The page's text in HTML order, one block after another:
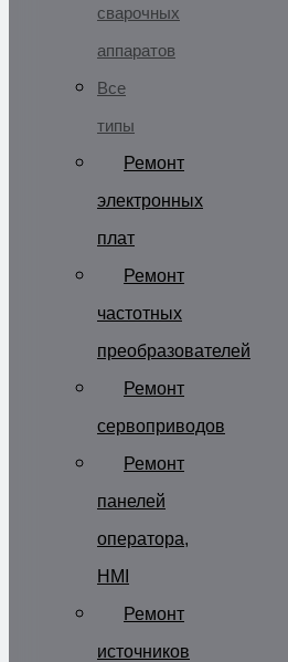
сварочных
аппаратов
Все
типы
Ремонт
электронных
плат
Ремонт
частотных
преобразователей
Ремонт
сервоприводов
Ремонт
панелей
оператора,
HMI
Ремонт
источников